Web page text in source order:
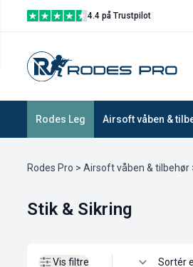
4.4 på Trustpilot
Rodes Leg Airsoft våben &
Vis filtre
Rodes Pro > Airsoft våben & tilbehør
Stik & Sikring
Vis filtre